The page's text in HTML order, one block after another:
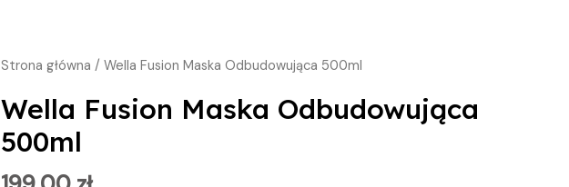
Strona główna / Wella Fusion Maska Odbudowująca 500ml
Wella Fusion Maska Odbudowująca
500ml
ilość
Fusion
Maska